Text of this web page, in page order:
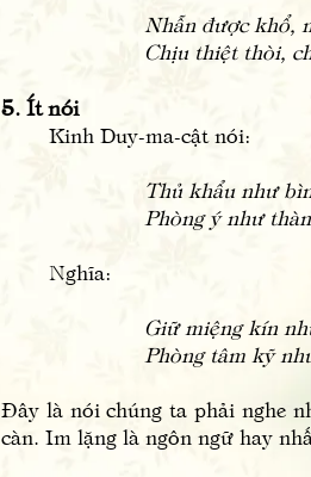
Nhẫn được khổ,
Chịu thiệt thòi,
5. Ít nói
Kinh Duy-ma-cật nói:
Thủ khẩu như
Phòng ý như
Nghĩa:
Giữ miệng kín
Phòng tâm kỹ
Đây là nói chúng ta phải nghe
càn. Im lặng là ngôn ngữ hay